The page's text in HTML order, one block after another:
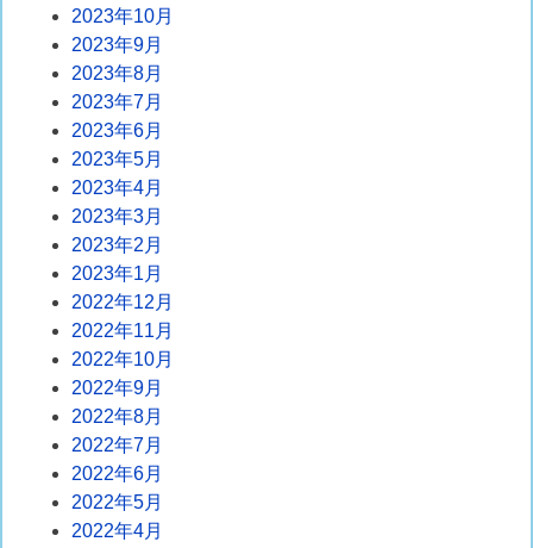
2023年10月
2023年9月
2023年8月
2023年7月
2023年6月
2023年5月
2023年4月
2023年3月
2023年2月
2023年1月
2022年12月
2022年11月
2022年10月
2022年9月
2022年8月
2022年7月
2022年6月
2022年5月
2022年4月